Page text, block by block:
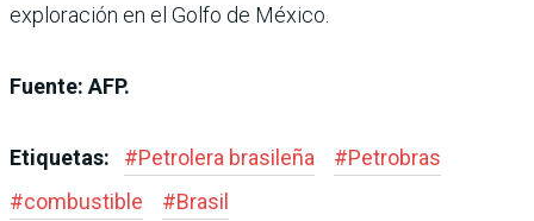
exploración en el Golfo de México.
Fuente: AFP.
Etiquetas: #Petrolera brasileña #Petrobras
#combustible #Brasil